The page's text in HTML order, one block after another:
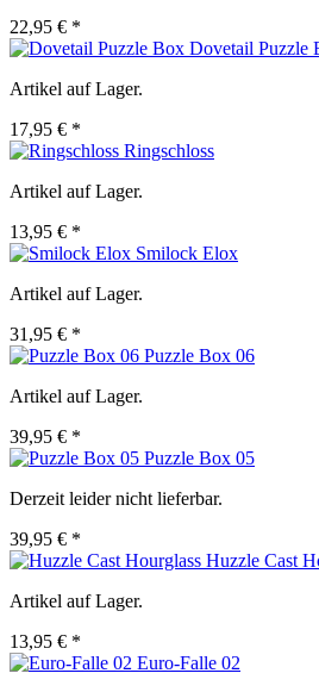
22,95 € *
Dovetail Puzzle
Artikel auf Lager.
17,95 € *
Ringschloss
Artikel auf Lager.
13,95 € *
Smilock Elox
Artikel auf Lager.
31,95 € *
Puzzle Box 06
Artikel auf Lager.
39,95 € *
Puzzle Box 05
Derzeit leider nicht lieferbar.
39,95 € *
Huzzle Cast
Artikel auf Lager.
13,95 € *
Euro-Falle 02